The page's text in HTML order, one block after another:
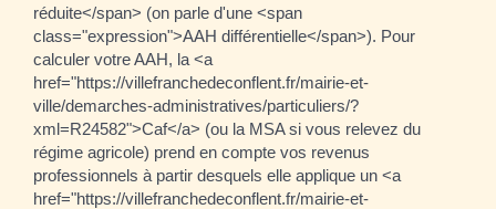
réduite</span> (on parle d'une <span
class="expression">AAH différentielle</span>). Pour
calculer votre AAH, la <a
href="https://villefranchedeconflent.fr/mairie-et-
ville/demarches-administratives/particuliers/?
xml=R24582">Caf</a> (ou la MSA si vous relevez du
régime agricole) prend en compte vos revenus
professionnels à partir desquels elle applique un <a
href="https://villefranchedeconflent.fr/mairie-et-